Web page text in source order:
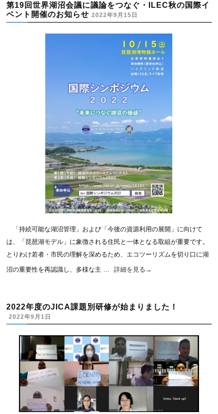
第19回世界湖沼会議に議論をつなぐ・ILEC秋の国際イ
ベント開催のお知らせ 2022年9月15日
「持続可能な湖沼管理」および「今後の資源利用の展開」に向けて
は、「琵琶湖モデル」に象徴される住民と一体となる取組が重要です。
とりわけ若者・市民の理解を深めるため、エコツーリズムを切り口に湖
沼の重要性を再認識し、多様な主 … 詳細を見る →
2022年度のJICA課題別研修が始まりました！
2022年9月1日